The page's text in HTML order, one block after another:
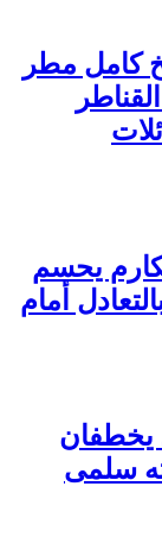
كامل مطر
يحسم
بالتعادل أمام
يخطفان
سلمى